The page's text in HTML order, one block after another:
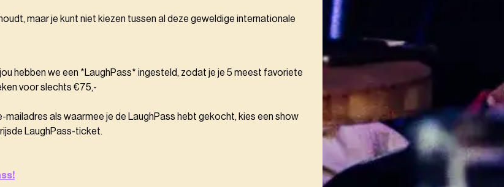
maar je kunt niet kiezen tussen al deze geweldige internationale
hebben we een *LaughPass* ingesteld, zodat je je 5 meest favoriete
voor slechts €75,-
mailadres als waarmee je de LaughPass hebt gekocht, kies een show
LaughPass-ticket.